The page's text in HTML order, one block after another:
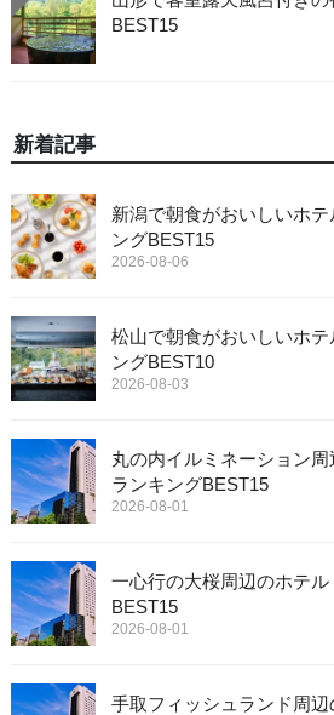
BEST15
新着記事
新潟で朝食がおいしいホ
ングBEST15
2026-08-06
松山で朝食がおいしいホ
ングBEST10
2026-08-03
丸の内イルミネーション
ランキングBEST15
2026-08-01
一心行の大桜周辺のホテ
BEST15
2026-08-01
手取フィッシュランド周